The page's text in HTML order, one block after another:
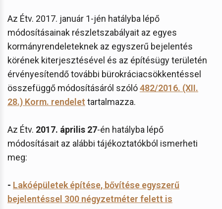
Az Étv. 2017. január 1-jén hatályba lépő
módosításainak részletszabályait az egyes
kormányrendeleteknek az egyszerű bejelentés
körének kiterjesztésével és az építésügy területén
érvényesítendő további bürokráciacsökkentéssel
összefüggő módosításáról szóló482/2016. (XII.
28.) Korm. rendelet tartalmazza.
Az Étv. 2017. április 27-én hatályba lépő
módosításait az alábbi tájékoztatókból ismerheti
meg:
- Lakóépületek építése, bővítése egyszerű
bejelentéssel 300 négyzetméter felett is